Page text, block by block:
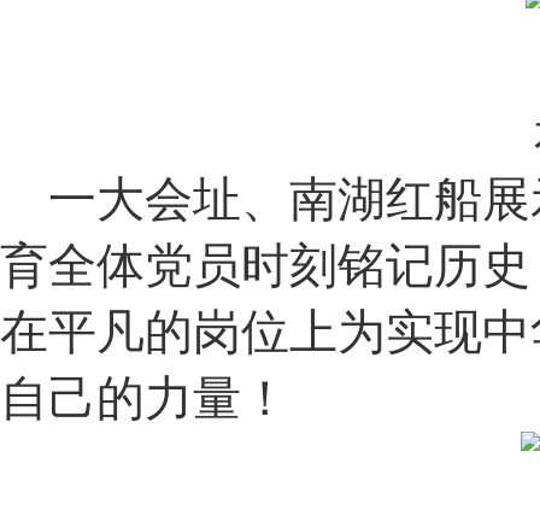
一大会址、南湖红船
育全体党员时刻铭记历
在平凡的岗位上为实现
自己的力量！